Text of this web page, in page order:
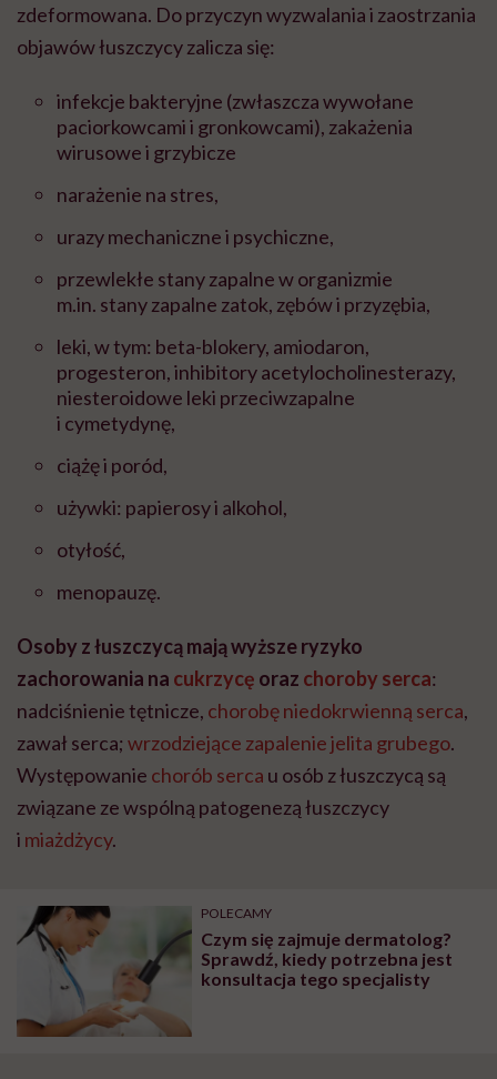
zdeformowana. Do przyczyn wyzwalania i zaostrzania
objawów łuszczycy zalicza się:
infekcje bakteryjne (zwłaszcza wywołane
paciorkowcami i gronkowcami), zakażenia
wirusowei grzybicze
narażenie na stres,
urazy mechaniczne i psychiczne,
przewlekłe stany zapalne w organizmie
m.in. stany zapalne zatok, zębów i przyzębia,
leki, w tym: beta-blokery, amiodaron,
progesteron, inhibitory acetylocholinesterazy,
niesteroidowe leki przeciwzapalne
i cymetydynę,
ciążę i poród,
używki: papierosy i alkohol,
otyłość,
menopauzę.
Osoby z łuszczycą mająwyższe ryzyko
zachorowania na cukrzycę oraz choroby serca:
nadciśnienie tętnicze, chorobę niedokrwienną serca,
zawał serca; wrzodziejące zapalenie jelita grubego.
Występowanie chorób serca u osób z łuszczycą są
związane ze wspólną patogenezą łuszczycy
i miażdżycy.
POLECAMY
Czym się zajmuje dermatolog?
Sprawdź, kiedy potrzebna jest
konsultacja tego specjalisty